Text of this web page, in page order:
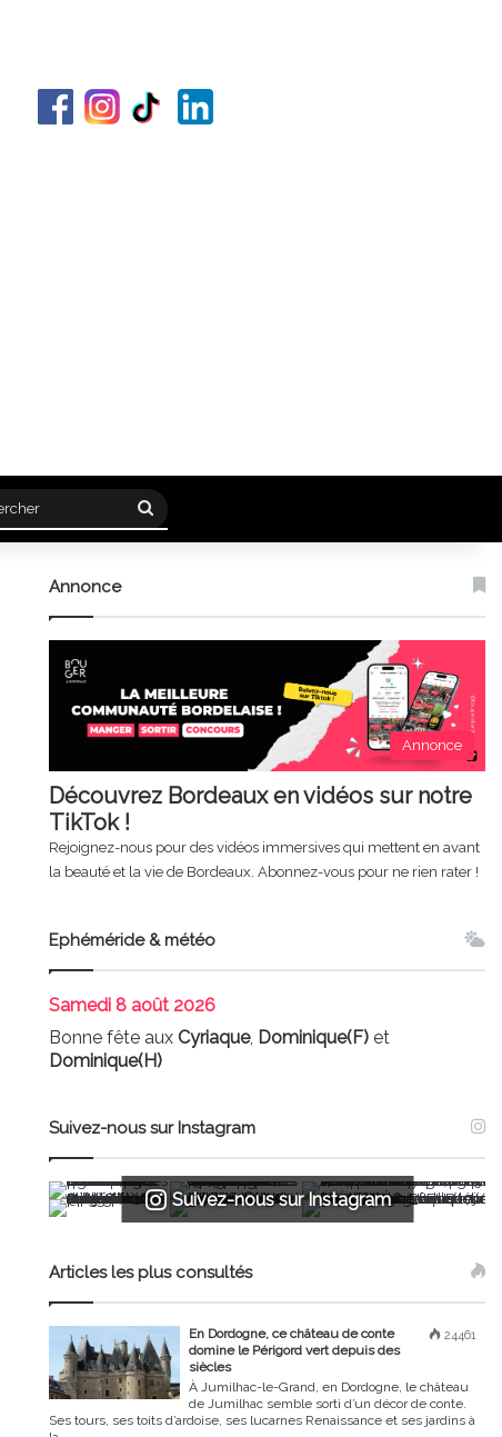
Rechercher
Annonce
Annonce
Découvrez Bordeaux en vidéos sur notre
TikTok !
Rejoignez-nous pour des vidéos immersives qui mettent en avant
la beauté et la vie de Bordeaux. Abonnez-vous pour ne rien rater !
Ephéméride & météo
Samedi 8 août 2026
Bonne fête auxCyriaque, Dominique(F) et
Dominique(H)
Suivez-nous sur Instagram
Suivez-nous sur Instagram
Articles les plus consultés
24461
En Dordogne, ce château de conte
domine le Périgord vert depuis des
siècles
À Jumilhac-le-Grand, en Dordogne, le château
de Jumilhac semble sorti d’un décor de conte.
Ses tours, ses toits d’ardoise, ses lucarnes Renaissance et ses jardins à